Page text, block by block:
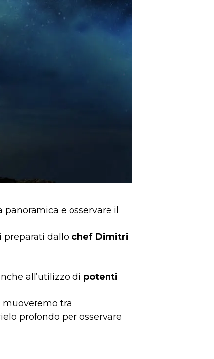
e osservare il
preparati dallo chef Dimitri
all’utilizzo di potenti
muoveremo tra
profondo per osservare